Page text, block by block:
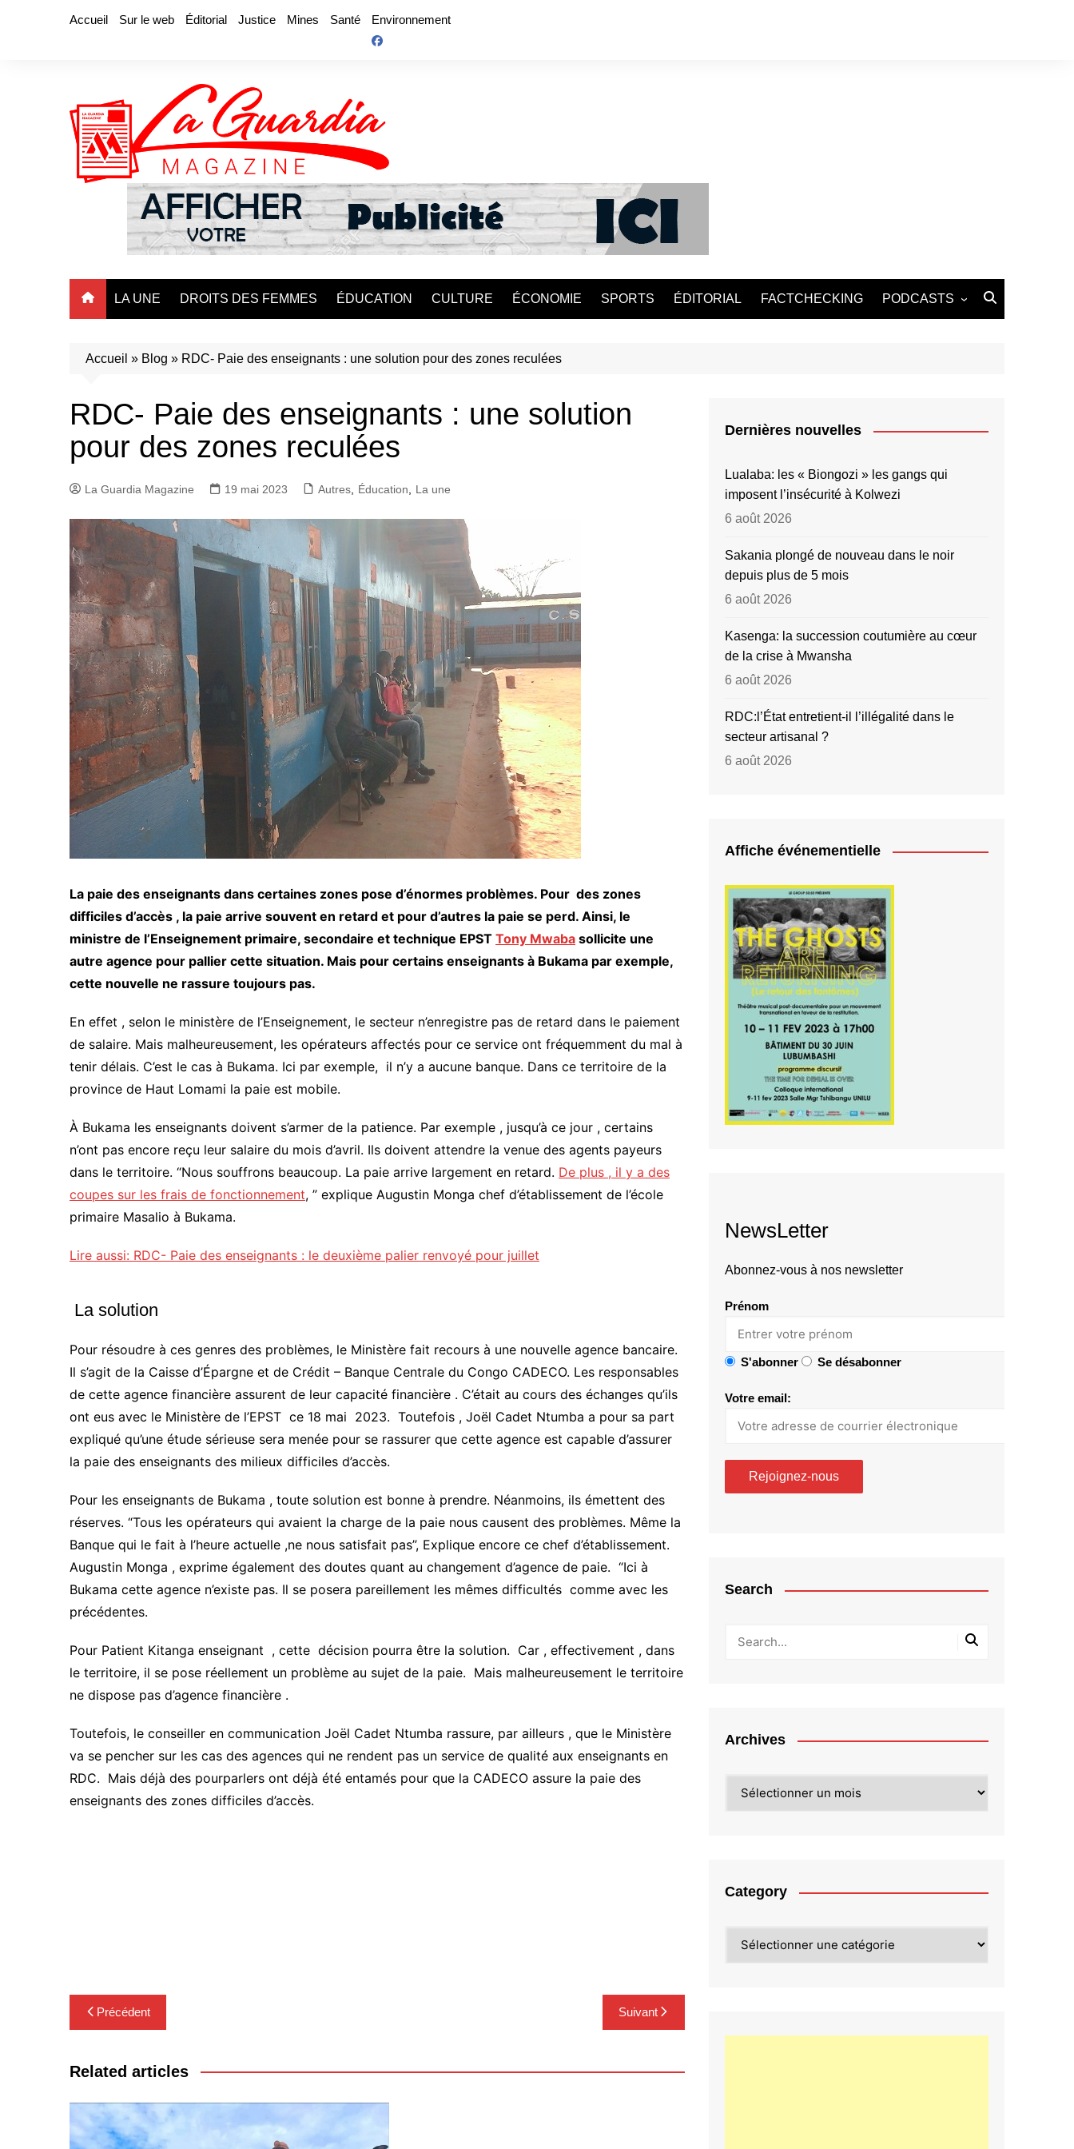
Accueil Sur le web Éditorial Justice Mines Santé Environnement
LA UNE DROITS DES FEMMES ÉDUCATION CULTURE ÉCONOMIE SPORTS ÉDITORIAL FACTCHECKING PODCASTS
Accueil » Blog » RDC- Paie des enseignants : une solution pour des zones reculées
RDC- Paie des enseignants : une solution
pour des zones reculées
La Guardia Magazine 19 mai 2023 Autres, Éducation, La une
La paie des enseignants dans certaines zones pose d’énormes problèmes. Pour des zones
difficiles d’accès , la paie arrive souvent en retard et pour d’autres la paie se perd. Ainsi, le
ministre de l’Enseignement primaire, secondaire et technique EPST Tony Mwaba sollicite une
autre agence pour pallier cette situation. Mais pour certains enseignants à Bukama par exemple,
cette nouvelle ne rassure toujours pas.
En effet , selon le ministère de l’Enseignement, le secteur n’enregistre pas de retard dans le paiement
de salaire. Mais malheureusement, les opérateurs affectés pour ce service ont fréquemment du mal à
tenir délais. C’est le cas à Bukama. Ici par exemple, il n’y a aucune banque. Dans ce territoire de la
province de Haut Lomami la paie est mobile.
À Bukama les enseignants doivent s’armer de la patience. Par exemple , jusqu’à ce jour , certains
n’ont pas encore reçu leur salaire du mois d’avril. Ils doivent attendre la venue des agents payeurs
dans le territoire. “Nous souffrons beaucoup. La paie arrive largement en retard. De plus , il y a des
coupes sur les frais de fonctionnement, ” explique Augustin Monga chef d’établissement de l’école
primaire Masalio à Bukama.
Lire aussi: RDC- Paie des enseignants : le deuxième palier renvoyé pour juillet
La solution
Pour résoudre à ces genres des problèmes, le Ministère fait recours à une nouvelle agence bancaire.
Il s’agit de la Caisse d’Épargne et de Crédit – Banque Centrale du Congo CADECO. Les responsables
de cette agence financière assurent de leur capacité financière . C’était au cours des échanges qu’ils
ont eus avec le Ministère de l’EPST ce 18 mai 2023. Toutefois , Joël Cadet Ntumba a pour sa part
expliqué qu’une étude sérieuse sera menée pour se rassurer que cette agence est capable d’assurer
la paie des enseignants des milieux difficiles d’accès.
Pour les enseignants de Bukama , toute solution est bonne à prendre. Néanmoins, ils émettent des
réserves. “Tous les opérateurs qui avaient la charge de la paie nous causent des problèmes. Même la
Banque qui le fait à l’heure actuelle ,ne nous satisfait pas”, Explique encore ce chef d’établissement.
Augustin Monga , exprime également des doutes quant au changement d’agence de paie. “Ici à
Bukama cette agence n’existe pas. Il se posera pareillement les mêmes difficultés comme avec les
précédentes.
Pour Patient Kitanga enseignant , cette décision pourra être la solution. Car , effectivement , dans
le territoire, il se pose réellement un problème au sujet de la paie. Mais malheureusement le territoire
ne dispose pas d’agence financière .
Toutefois, le conseiller en communication Joël Cadet Ntumba rassure, par ailleurs , que le Ministère
va se pencher sur les cas des agences qui ne rendent pas un service de qualité aux enseignants en
RDC. Mais déjà des pourparlers ont déjà été entamés pour que la CADECO assure la paie des
enseignants des zones difficiles d’accès.
Navigation
de
l’article
Précédent Suivant
Related articles
Dernières nouvelles
Lualaba: les « Biongozi » les gangs qui
imposent l’insécurité à Kolwezi
6 août 2026
Sakania plongé de nouveau dans le noir
depuis plus de 5 mois
6 août 2026
Kasenga: la succession coutumière au cœur
de la crise à Mwansha
6 août 2026
RDC:l’État entretient-il l’illégalité dans le
secteur artisanal ?
6 août 2026
Affiche événementielle
NewsLetter
Abonnez-vous à nos newsletter
Prénom
S'abonner Se désabonner
Votre email:
Search
Archives
Category